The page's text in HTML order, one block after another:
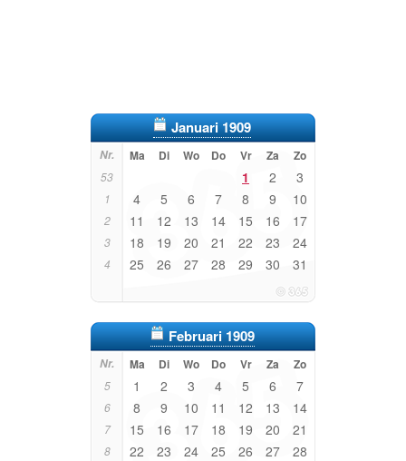
Januari 1909
Nr. Ma Di Wo Do Vr Za Zo
53 1 2 3
1 4 5 6 7 8 9 10
2 11 12 13 14 15 16 17
3 18 19 20 21 22 23 24
4 25 26 27 28 29 30 31
Februari 1909
Nr. Ma Di Wo Do Vr Za Zo
5 1 2 3 4 5 6 7
6 8 9 10 11 12 13 14
7 15 16 17 18 19 20 21
8 22 23 24 25 26 27 28